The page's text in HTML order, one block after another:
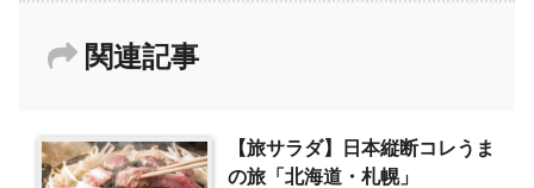
関連記事
【旅サラダ】日本縦断コレうま
の旅「北海道・札幌」